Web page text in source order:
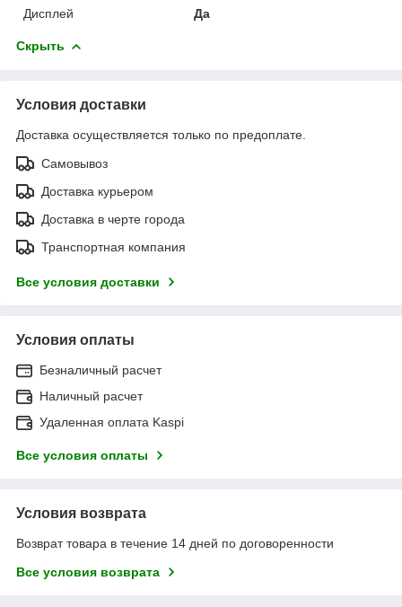
Дисплей
Да
Скрыть
Условия доставки
Доставка осуществляется только по предоплате.
Самовывоз
Доставка курьером
Доставка в черте города
Транспортная компания
Все условия доставки
Условия оплаты
Безналичный расчет
Наличный расчет
Удаленная оплата Kaspi
Все условия оплаты
Условия возврата
Возврат товара в течение 14 дней по договоренности
Все условия возврата